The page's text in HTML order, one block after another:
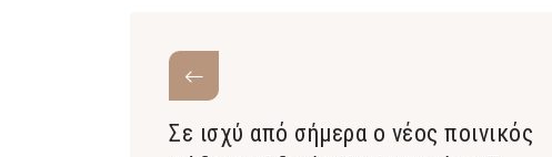
Σε ισχύ από σήμερα ο νέος ποινικός